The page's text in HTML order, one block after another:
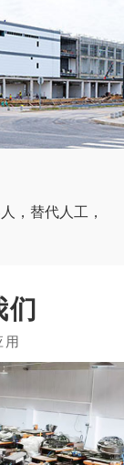
，替代人工，
们